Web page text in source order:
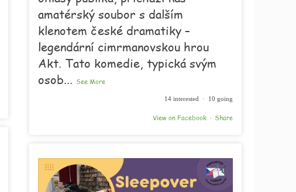
amatérský soubor s dalším
klenotem české dramatiky –
legendární cimrmanovskou hrou
Akt. Tato komedie, typická svým
osob... See More
14 interested · 10 going
View on Facebook · Share